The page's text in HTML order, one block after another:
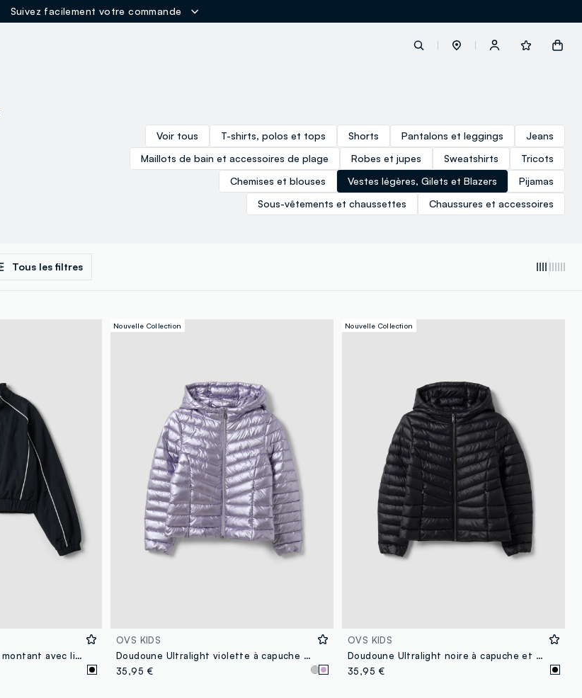
button.loginandregister
button.order.tracking
Voir tous T-shirts, polos et tops Shorts Pantalons et leggings
Jeans
Maillots de bain et accessoires de plage
Robes et jupes Sweatshirts
Tricots
Chemises et blouses
Vestes légères, Gilets et Blazers
Pijamas
Sous-vêtements et chaussettes
Chaussures et accessoires
Tous les filtres
Veste noire zippée à col montant avec liserés contrastants pour fille
Nouvelle Collection
OVS KIDS
Doudoune Ultralight violette à capuche et zip pour fille
35,95 €
Nouvelle Collection
OVS KIDS
Doudoune Ultralight noire à capuche et zip pour fille
35,95 €